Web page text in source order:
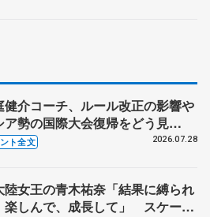
健介コーチ、ルール改正の影響や
ア勢の国際大会復帰をどう見
中井亜美の今後の４年間に向け
ト全文 2026.07.28
陸女王の青木祐奈「結果に縛られ
楽しんで、成長して」 スケーテ